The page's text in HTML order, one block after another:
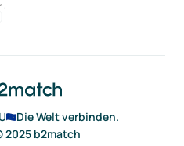
Die Welt verbinden.
b2match